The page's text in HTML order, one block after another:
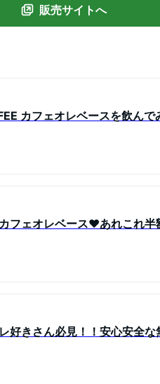
販売サイトへ
カフェオレベースを飲ん
フェオレベース♥️あれこれ
好きさん必見！！安心安全